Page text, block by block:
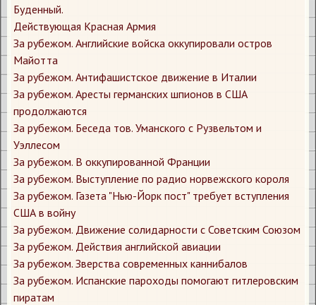
Буденный.
Действующая Красная Армия
За рубежом. Английские войска оккупировали остров
Майотта
За рубежом. Антифашистское движение в Италии
За рубежом. Аресты германских шпионов в США
продолжаются
За рубежом. Беседа тов. Уманского с Рузвельтом и
Уэллесом
За рубежом. В оккупированной Франции
За рубежом. Выступление по радио норвежского короля
За рубежом. Газета "Нью-Йорк пост" требует вступления
США в войну
За рубежом. Движение солидарности с Советским Союзом
За рубежом. Действия английской авиации
За рубежом. Зверства современных каннибалов
За рубежом. Испанские пароходы помогают гитлеровским
пиратам